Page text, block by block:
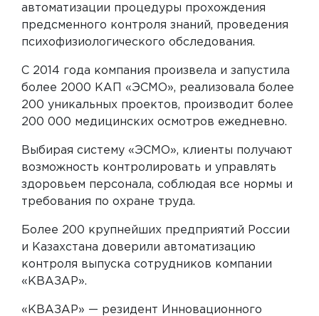
автоматизации процедуры прохождения
предсменного контроля знаний, проведения
психофизиологического обследования.
С 2014 года компания произвела и запустила
более 2000 КАП «ЭСМО», реализовала более
200 уникальных проектов, производит более
200 000 медицинских осмотров ежедневно.
Выбирая систему «ЭСМО», клиенты получают
возможность контролировать и управлять
здоровьем персонала, соблюдая все нормы и
требования по охране труда.
Более 200 крупнейших предприятий России
и Казахстана доверили автоматизацию
контроля выпуска сотрудников компании
«КВАЗАР».
«КВАЗАР» — резидент Инновационного